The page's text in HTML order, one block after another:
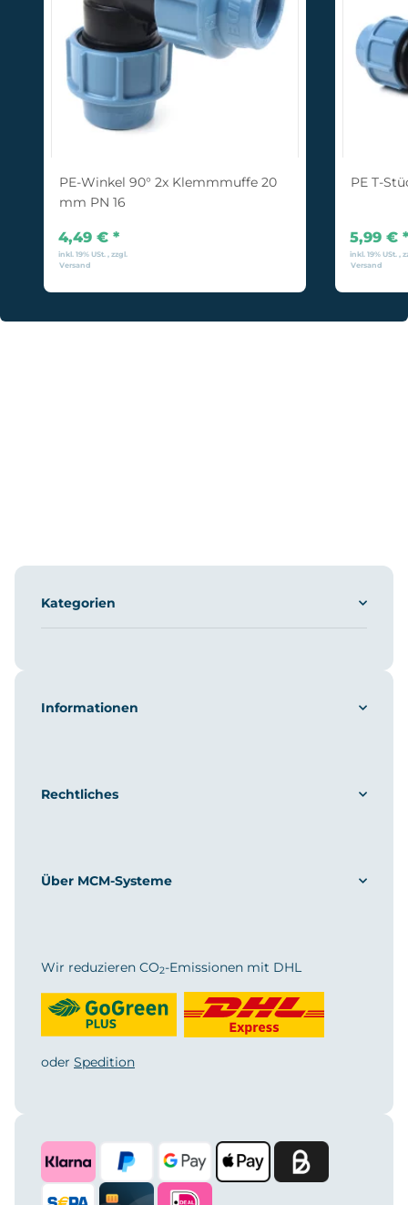
PE-Winkel 90° 2x Klemmmuffe 20
mm PN 16
4,49 € *
inkl. 19% USt. , zzgl.
Versand
PE T-
5,99 € *
inkl. 19% USt. ,
Versand
Kategorien
Informationen
Rechtliches
Über MCM-Systeme
Wir reduzieren CO2-Emissionen mit DHL
oder Spedition